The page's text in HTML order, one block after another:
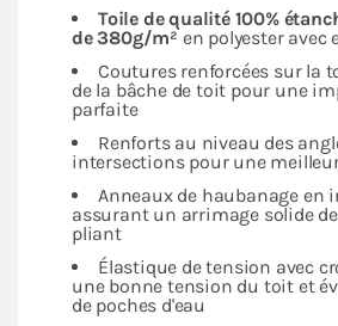
Toile de qualité 100%
de 380g/m² en polyester avec
Coutures renforcées sur la
de la bâche de toit pour une
parfaite
Renforts au niveau des
intersections pour une
Anneaux de haubanage en
assurant un arrimage solide
pliant
Élastique de tension avec
une bonne tension du toit et
de poches d'eau